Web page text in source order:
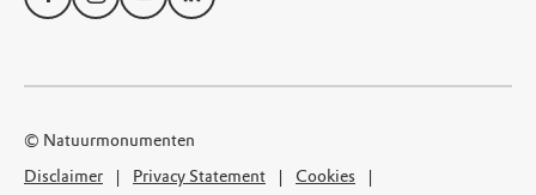
© Natuurmonumenten
Disclaimer
Privacy Statement Cookies